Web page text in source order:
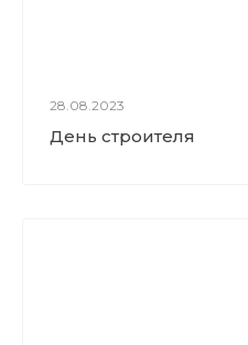
28.08.2023
День строителя